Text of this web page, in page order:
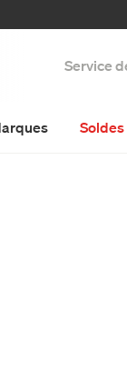
Service